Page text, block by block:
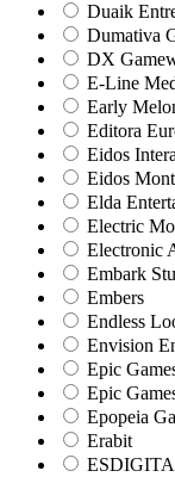
Duaik
Dumativa
DX
E-Line
Early
Editora
Eidos
Eidos
Elda
Electric
Electronic
Embark
Embers
Endless
Envision
Epic
Epic
Epopeia
Erabit